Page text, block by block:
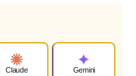
Claude Gemini